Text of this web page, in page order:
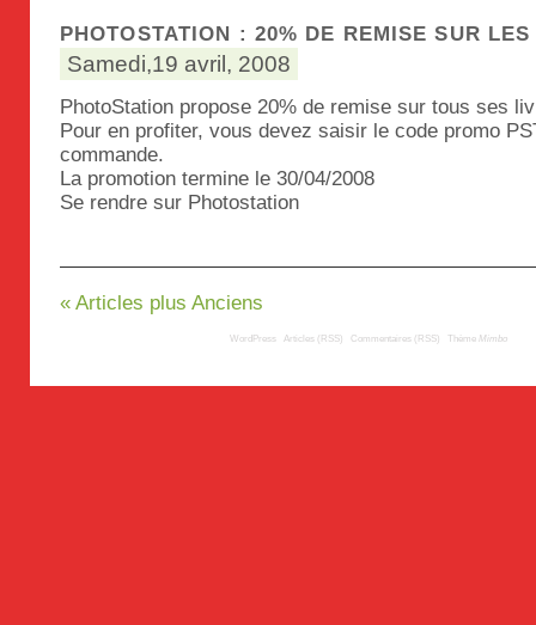
PHOTOSTATION : 20% DE REMISE SUR
Samedi,19 avril, 2008
PhotoStation propose 20% de remise sur tous ses
Pour en profiter, vous devez saisir le code promo
commande.
La promotion termine le 30/04/2008
Se rendre sur Photostation
« Articles plus Anciens
WordPress Articles (RSS) Commentaires (RSS) Thème Mimbo